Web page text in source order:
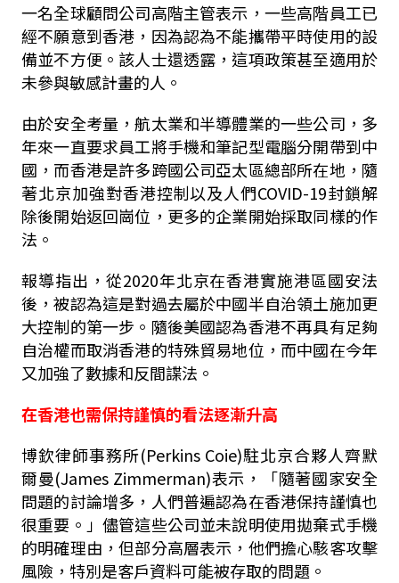
一名全球顧問公司高階主管表示，一些高階員工已
經不願意到香港，因為認為不能攜帶平時使用的設
備並不方便。該人士還透露，這項政策甚至適用於
未參與敏感計畫的人。
由於安全考量，航太業和半導體業的一些公司，多
年來一直要求員工將手機和筆記型電腦分開帶到中
國，而香港是許多跨國公司亞太區總部所在地，隨
著北京加強對香港控制以及人們COVID-19封鎖解
除後開始返回崗位，更多的企業開始採取同樣的作
法。
報導指出，從2020年北京在香港實施港區國安法
後，被認為這是對過去屬於中國半自治領土施加更
大控制的第一步。隨後美國認為香港不再具有足夠
自治權而取消香港的特殊貿易地位，而中國在今年
又加強了數據和反間諜法。
在香港也需保持謹慎的看法逐漸升高
博欽律師事務所(Perkins Coie)駐北京合夥人齊默
爾曼(James Zimmerman)表示，「隨著國家安全
問題的討論增多，人們普遍認為在香港保持謹慎也
很重要。」儘管這些公司並未說明使用拋棄式手機
的明確理由，但部分高層表示，他們擔心駭客攻擊
風險，特別是客戶資料可能被存取的問題。